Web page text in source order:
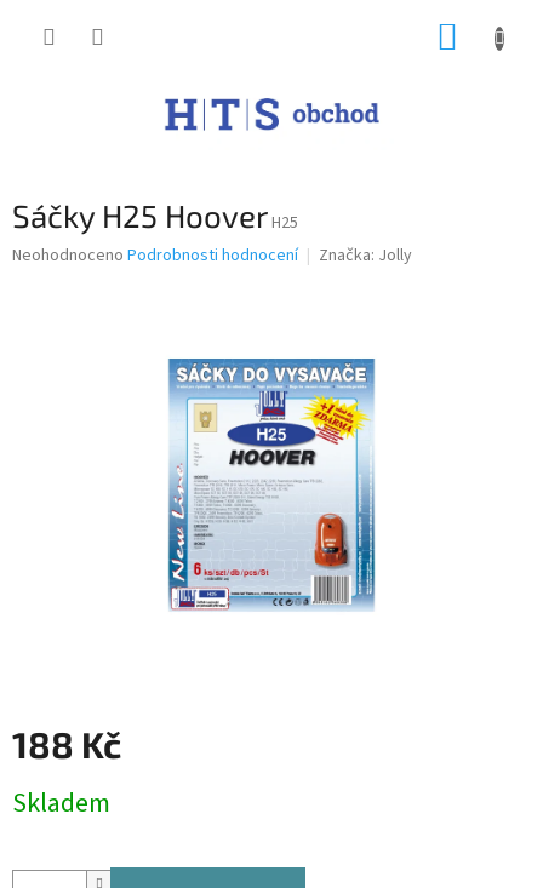
Sáčky H25 HooverH25
Průměrné
Neohodnoceno Podrobnosti hodnocení Značka: Jolly
188 Kč
cena:
Skladem